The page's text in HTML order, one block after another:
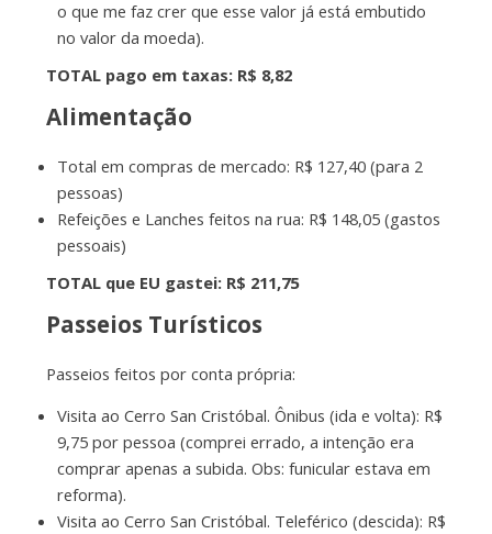
o que me faz crer que esse valor já está embutido
no valor da moeda).
TOTAL pago em taxas: R$ 8,82
Alimentação
Total em compras de mercado: R$ 127,40 (para 2
pessoas)
Refeições e Lanches feitos na rua: R$ 148,05 (gastos
pessoais)
TOTAL que EU gastei: R$ 211,75
Passeios Turísticos
Passeios feitos por conta própria:
Visita ao Cerro San Cristóbal. Ônibus (ida e volta): R$
9,75 por pessoa (comprei errado, a intenção era
comprar apenas a subida. Obs: funicular estava em
reforma).
Visita ao Cerro San Cristóbal. Teleférico (descida): R$